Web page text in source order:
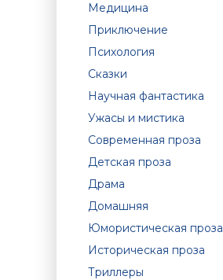
Медицина
Приключение
Психология
Сказки
Научная фантастика
Ужасы и мистика
Современная проза
Детская проза
Драма
Домашняя
Юмористическая проза
Историческая проза
Триллеры